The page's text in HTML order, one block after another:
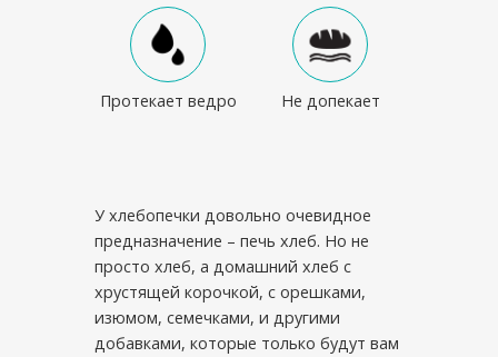
Протекает ведро Не допекает
У хлебопечки довольно очевидное
предназначение – печь хлеб. Но не
просто хлеб, а домашний хлеб с
хрустящей корочкой, с орешками,
изюмом, семечками, и другими
добавками, которые только будут вам